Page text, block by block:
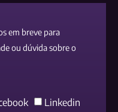
em breve para
ou dúvida sobre o
Linkedin